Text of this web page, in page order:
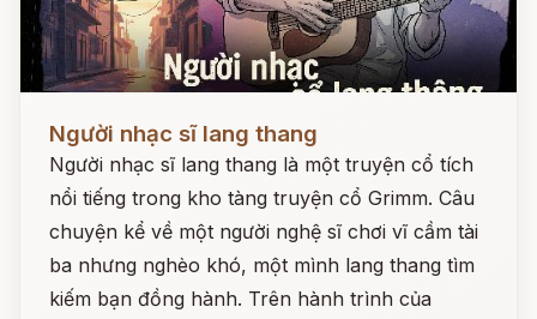
Người nhạc sĩ lang thang
Người nhạc sĩ lang thang là một truyện cổ tích
nổi tiếng trong kho tàng truyện cổ Grimm. Câu
chuyện kể về một người nghệ sĩ chơi vĩ cầm tài
ba nhưng nghèo khó, một mình lang thang tìm
kiếm bạn đồng hành. Trên hành trình của